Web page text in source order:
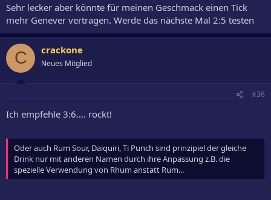
Sehr lecker aber könnte für meinen Geschmack einen Tick
mehr Genever vertragen. Werde das nächste Mal 2:5 testen
C crackone
Neues Mitglied
#36
Ich empfehle 3:6.... rockt!
Oder auch Rum Sour, Daiquiri, Ti Punch sind prinzipiel der gleiche
Drink nur mit anderen Namen durch ihre Anpassung z.B. die
spezielle Verwendung von Rhum anstatt Rum...